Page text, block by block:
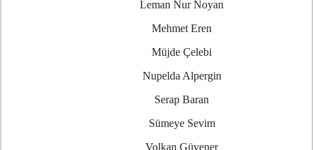
Leman Nur Noyan
Mehmet Eren
Müjde Çelebi
Nupelda Alpergin
Serap Baran
Sümeye Sevim
Volkan Güvener